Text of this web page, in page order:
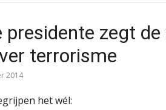
zegt de
terrorisme
2014
het wél: